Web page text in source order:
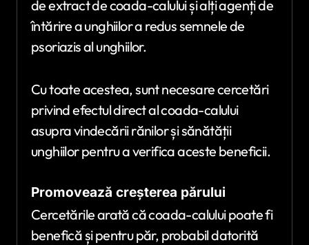
de extract de coada-calului și alți agenți de
întărire a unghiilor a redus semnele de
psoriazis al unghiilor.
Cu toate acestea, sunt necesare cercetări
privind efectul direct al coada-calului
asupra vindecării rănilor și sănătății
unghiilor pentru a verifica aceste beneficii.
Promovează creșterea părului
Cercetările arată că coada-calului poate fi
benefică și pentru păr, probabil datorită